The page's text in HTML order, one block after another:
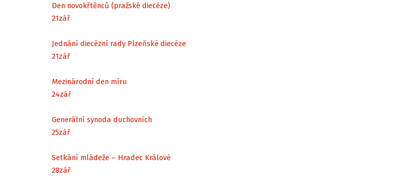
Den novokřtěnců (pražské diecéze)
21zář
Jednání diecézní rady Plzeňské diecéze
21zář
Mezinárodní den míru
24zář
Generální synoda duchovních
25zář
Setkání mládeže – Hradec Králové
28zář